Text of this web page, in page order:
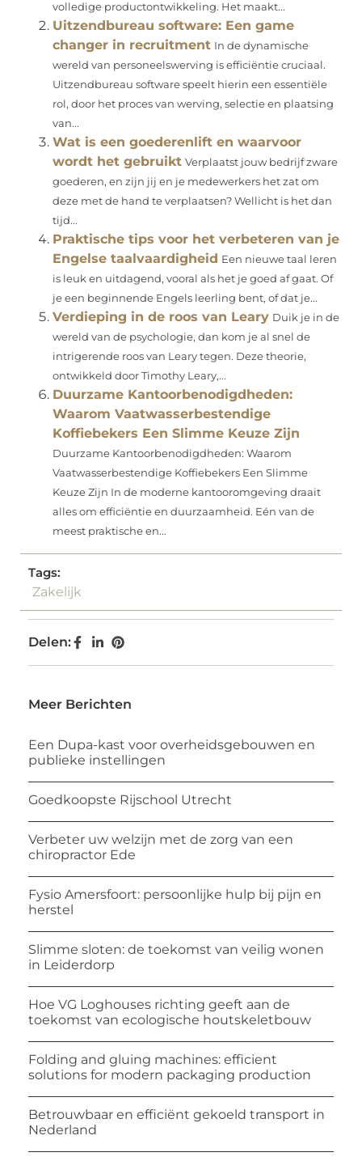
volledige productontwikkeling. Het maakt...
Uitzendbureau software: Een game
changer in recruitment In de dynamische
wereld van personeelswerving is efficiëntie cruciaal.
Uitzendbureau software speelt hierin een essentiële
rol, door het proces van werving, selectie en plaatsing
van...
Wat is een goederenlift en waarvoor
wordt het gebruikt Verplaatst jouw bedrijf zware
goederen, en zijn jij en je medewerkers het zat om
deze met de hand te verplaatsen? Wellicht is het dan
tijd...
Praktische tips voor het verbeteren van je
Engelse taalvaardigheid Een nieuwe taal leren
is leuk en uitdagend, vooral als het je goed af gaat. Of
je een beginnende Engels leerling bent, of dat je...
Verdieping in de roos van Leary Duik je in de
wereld van de psychologie, dan kom je al snel de
intrigerende roos van Leary tegen. Deze theorie,
ontwikkeld door Timothy Leary,...
Duurzame Kantoorbenodigdheden:
Waarom Vaatwasserbestendige
Koffiebekers Een Slimme Keuze Zijn
Duurzame Kantoorbenodigdheden: Waarom
Vaatwasserbestendige Koffiebekers Een Slimme
Keuze Zijn In de moderne kantooromgeving draait
alles om efficiëntie en duurzaamheid. Eén van de
meest praktische en...
Tags:
Zakelijk
Delen:
Meer Berichten
Een Dupa-kast voor overheidsgebouwen en
publieke instellingen
Goedkoopste Rijschool Utrecht
Verbeter uw welzijn met de zorg van een
chiropractor Ede
Fysio Amersfoort: persoonlijke hulp bij pijn en
herstel
Slimme sloten: de toekomst van veilig wonen
in Leiderdorp
Hoe VG Loghouses richting geeft aan de
toekomst van ecologische houtskeletbouw
Folding and gluing machines: efficient
solutions for modern packaging production
Betrouwbaar en efficiënt gekoeld transport in
Nederland